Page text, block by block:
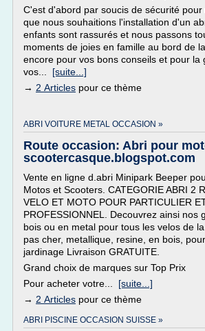
C'est d'abord par soucis de sécurité
que nous souhaitions l'installation d'un
enfants sont rassurés et nous passons
moments de joies en famille au bord de
encore pour vos bons conseils et pour la
vos... [suite...]
→ 2 Articles pour ce thème
ABRI VOITURE METAL OCCASION »
Route occasion: Abri pour
scootercasque.blogspot.com
Vente en ligne d.abri Minipark Beeper
Motos et Scooters. CATEGORIE ABRI 2
VELO ET MOTO POUR PARTICULIER
PROFESSIONNEL. Decouvrez ainsi nos
bois ou en metal pour tous les velos de
pas cher, metallique, resine, en bois,
jardinage Livraison GRATUITE.
Grand choix de marques sur Top Prix
Pour acheter votre... [suite...]
→ 2 Articles pour ce thème
ABRI PISCINE OCCASION SUISSE »